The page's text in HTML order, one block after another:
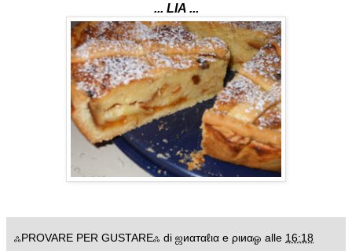
... LIA ...
ஃPROVARE PER GUSTAREஃ di ஜиαтαℓια e ριиαஓ alle 16:18